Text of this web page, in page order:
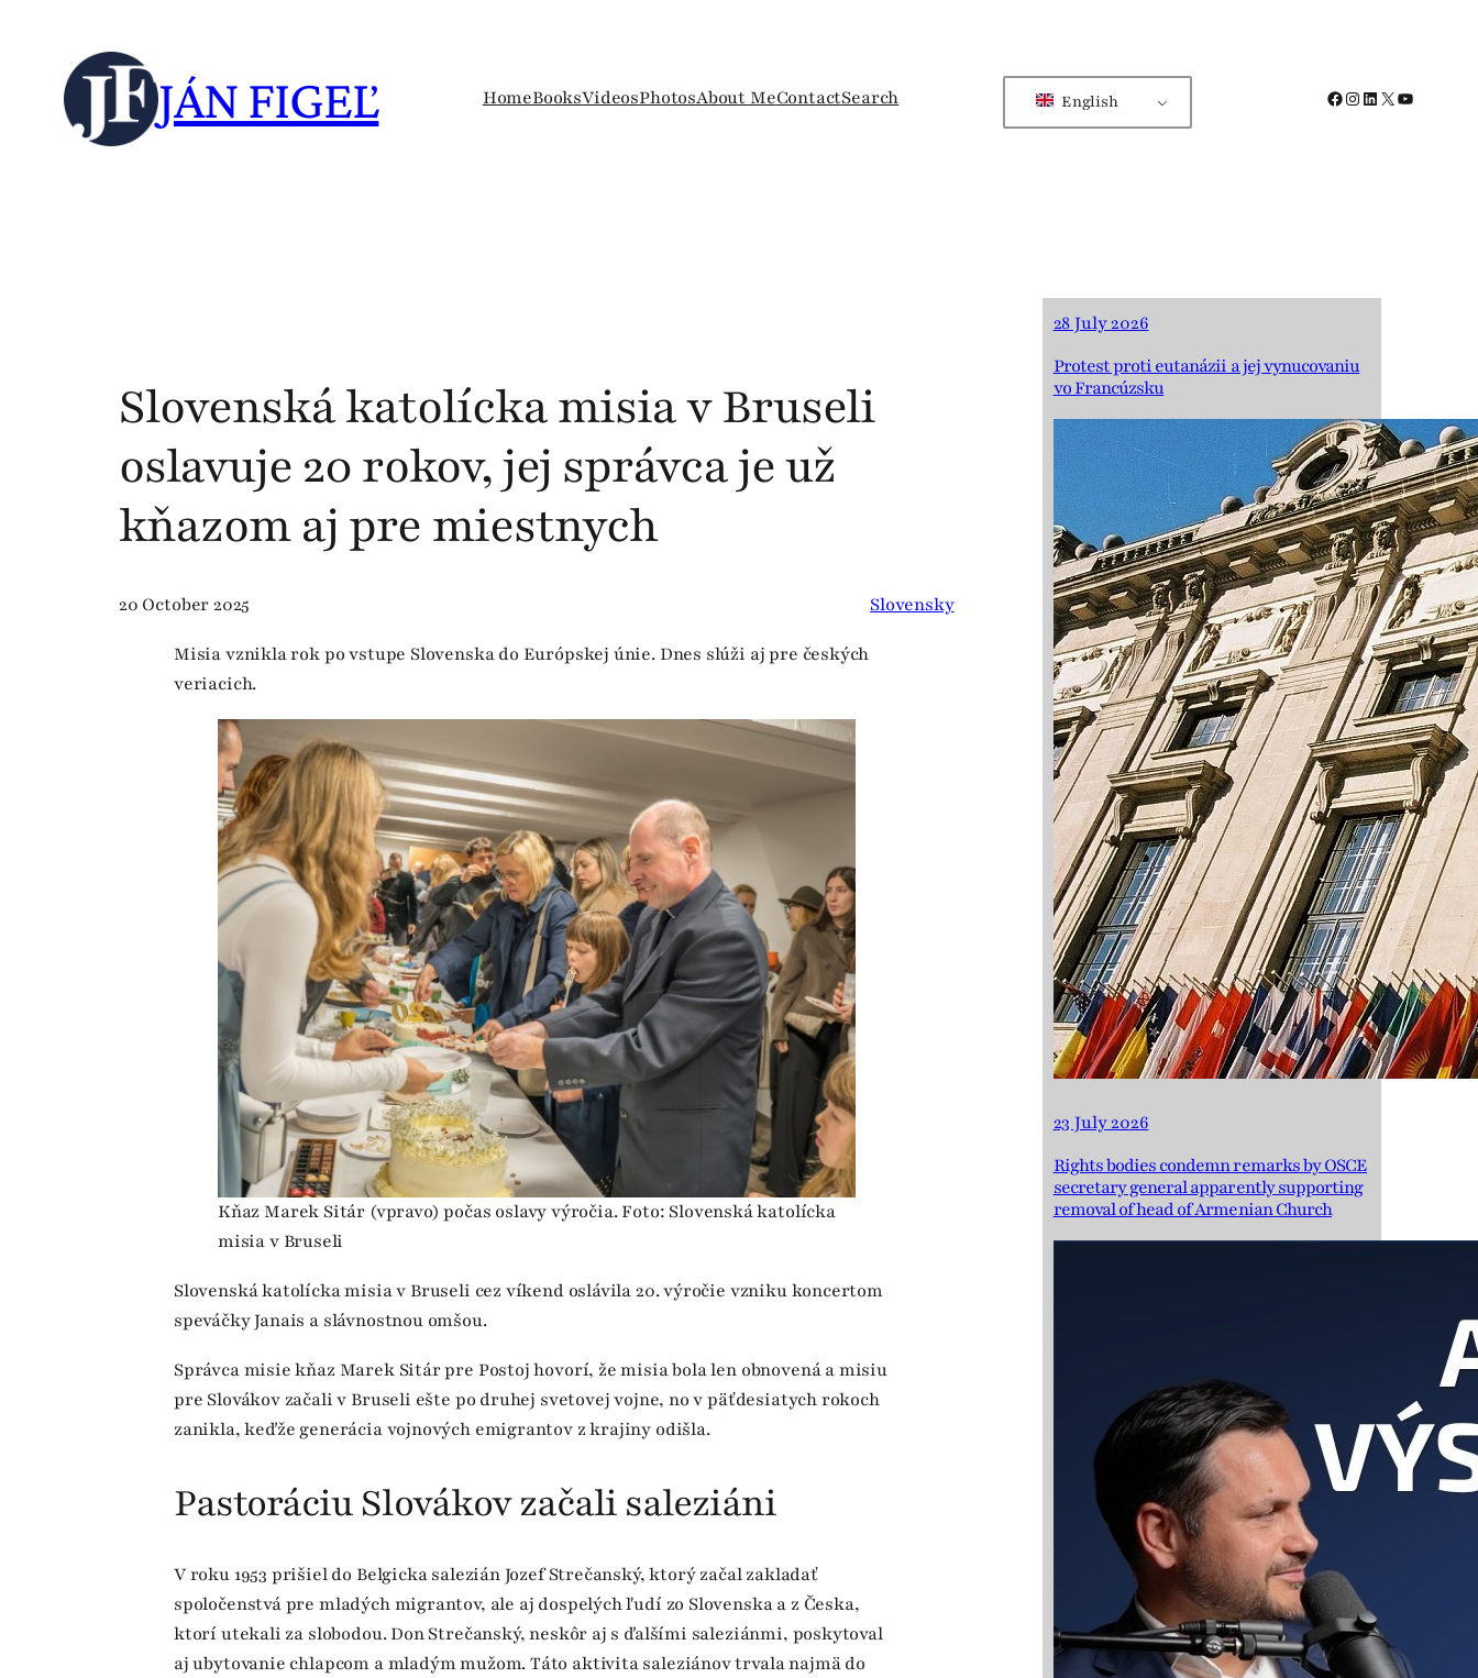
content
JÁN FIGEĽ HomeBooksVideosPhotosAbout MeContactSearch English Facebook
Instagram
LinkedIn
X YouTube
Slovenská katolícka misia v Bruseli
oslavuje 20 rokov, jej správca je už
kňazom aj pre miestnych
20 October 2025 Slovensky
Misia vznikla rok po vstupe Slovenska do Európskej únie. Dnes slúži aj pre českých
veriacich.
Kňaz Marek Sitár (vpravo) počas oslavy výročia. Foto: Slovenská katolícka
misia v Bruseli
Slovenská katolícka misia v Bruseli cez víkend oslávila 20. výročie vzniku koncertom
speváčky Janais a slávnostnou omšou.
Správca misie kňaz Marek Sitár pre Postoj hovorí, že misia bola len obnovená a misiu
pre Slovákov začali v Bruseli ešte po druhej svetovej vojne, no v päťdesiatych rokoch
zanikla, keďže generácia vojnových emigrantov z krajiny odišla.
Pastoráciu Slovákov začali saleziáni
V roku 1953 prišiel do Belgicka salezián Jozef Strečanský, ktorý začal zakladať
spoločenstvá pre mladých migrantov, ale aj dospelých ľudí zo Slovenska a z Česka,
ktorí utekali za slobodou. Don Strečanský, neskôr aj s ďalšími saleziánmi, poskytoval
aj ubytovanie chlapcom a mladým mužom. Táto aktivita saleziánov trvala najmä do
28 July 2026
Protest proti eutanázii a jej vynucovaniu
vo Francúzsku
23 July 2026
Rights bodies condemn remarks by OSCE
secretary general apparently supporting
removal of head of Armenian Church